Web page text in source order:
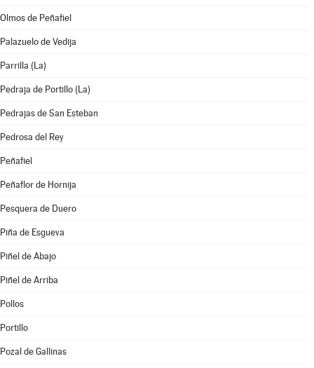
Olmos de Peñafiel
Palazuelo de Vedija
Parrilla (La)
Pedraja de Portillo (La)
Pedrajas de San Esteban
Pedrosa del Rey
Peñafiel
Peñaflor de Hornija
Pesquera de Duero
Piña de Esgueva
Piñel de Abajo
Piñel de Arriba
Pollos
Portillo
Pozal de Gallinas